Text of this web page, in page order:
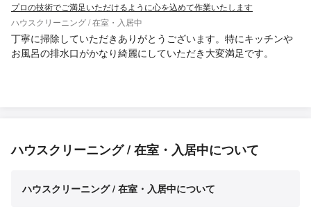
プロの技術でご満足いただけるように心を込めて作業いたします
ハウスクリーニング / 在室・入居中
丁寧に掃除していただきありがとうございます。特にキッチンや
お風呂の排水口がかなり綺麗にしていただき大変満足です。
ハウスクリーニング / 在室・入居中について
ハウスクリーニング / 在室・入居中について